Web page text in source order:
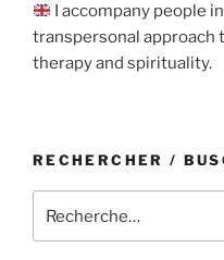
I accompany people
transpersonal approach
therapy and spirituality.
RECHERCHER /
pour